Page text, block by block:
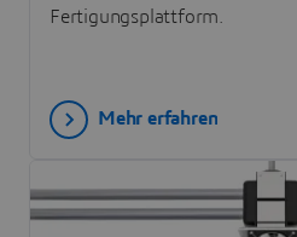
Fertigungsplattform.
Mehr erfahren